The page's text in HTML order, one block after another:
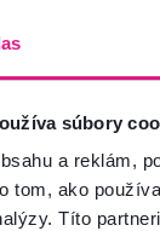
súbory
a reklám,
tom, ako
Títo